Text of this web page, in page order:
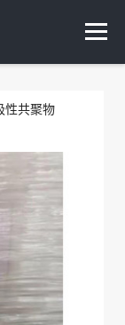
性共聚物